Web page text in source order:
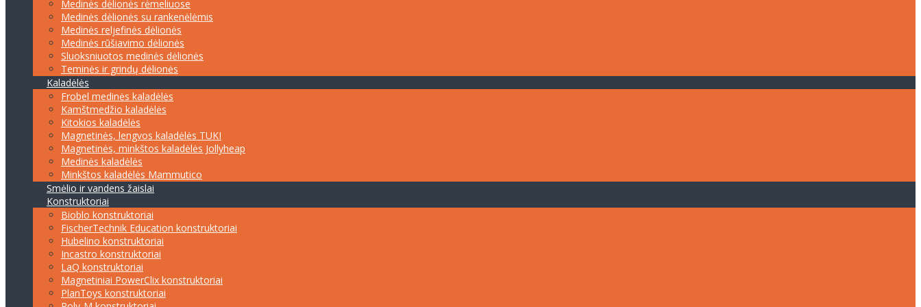
Medinės dėlionės rėmeliuose
Medinės dėlionės su rankenėlėmis
Medinės reljefinės dėlionės
Medinės rūšiavimo dėlionės
Sluoksniuotos medinės dėlionės
Teminės ir grindų dėlionės
Kaladėlės
Frobel medinės kaladėlės
Kamštmedžio kaladėlės
Kitokios kaladėlės
Magnetinės, lengvos kaladėlės TUKI
Magnetinės, minkštos kaladėlės Jollyheap
Medinės kaladėlės
Minkštos kaladėlės Mammutico
Smėlio ir vandens žaislai
Konstruktoriai
Bioblo konstruktoriai
FischerTechnik Education konstruktoriai
Hubelino konstruktoriai
Incastro konstruktoriai
LaQ konstruktoriai
Magnetiniai PowerClix konstruktoriai
PlanToys konstruktoriai